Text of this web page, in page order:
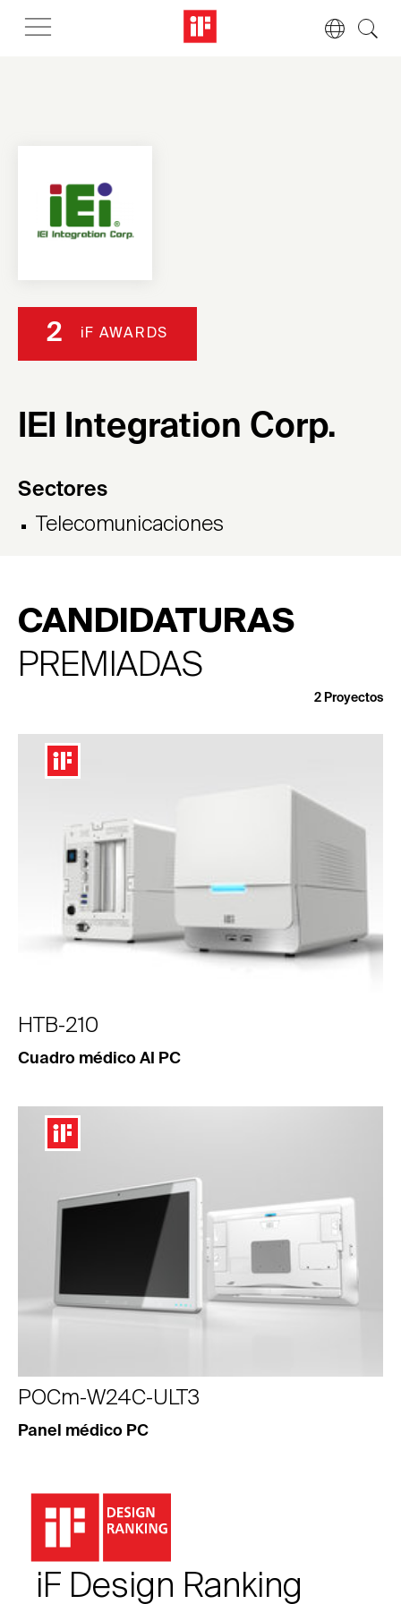
2 iF AWARDS
IEI Integration Corp.
Sectores
Telecomunicaciones
CANDIDATURAS
PREMIADAS
2 Proyectos
HTB-210
Cuadro médico AI PC
POCm-W24C-ULT3
Panel médico PC
iF Design Ranking